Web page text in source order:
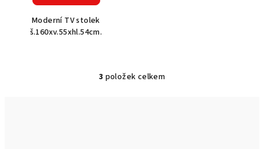
Moderní TV stolek
š.160xv.55xhl.54cm.
O
3 položek celkem